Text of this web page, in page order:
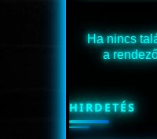
Ha nincs
a
HIRDETÉS